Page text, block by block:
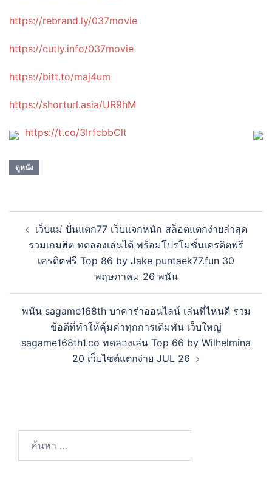
https://rebrand.ly/037movie
https://cutly.info/037movie
https://bitt.to/maj4um
https://shorturl.asia/UR9hM
https://t.co/3IrfcbbClt
ดูหนัง
Post
navigation
เว็บแม่ ปั่นแตก77 เว็บแจกหนัก สล็อตแตกง่ายล่าสุด
รวมเกมฮิต ทดลองเล่นได้ พร้อมโปรโมชั่นเครดิตฟรี
เครดิตฟรี Top 86 by Jake puntaek77.fun 30
พฤษภาคม 26 พนัน
พนัน sagame168th บาคาร่าออนไลน์ เล่นที่ไหนดี รวม
ข้อดีที่ทำให้คุ้มค่าทุกการเดิมพัน เว็บใหญ่
sagame168th1.co ทดลองเล่น Top 66 by Wilhelmina
20 เว็บไซต์แตกง่าย JUL 26
ค้นหา